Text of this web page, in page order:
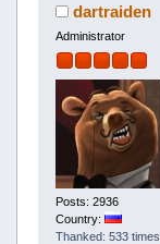
dartraiden
Administrator
Posts: 2936
Country:
Thanked: 533 times